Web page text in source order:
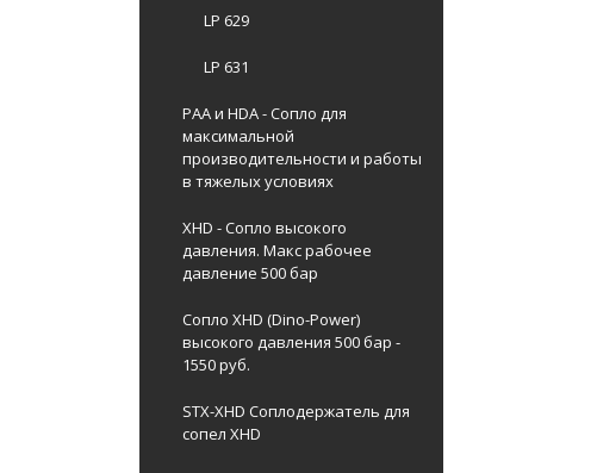
LP 629
LP 631
PAA и HDA - Сопло для
максимальной
производительности и работы
в тяжелых условиях
XHD - Сопло высокого
давления. Макс рабочее
давление 500 бар
Сопло XHD (Dino-Power)
высокого давления 500 бар -
1550 руб.
STX-XHD Соплодержатель для
сопел XHD